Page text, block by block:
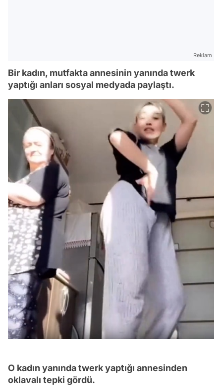
Reklam
Bir kadın, mutfakta annesinin yanında twerk
yaptığı anları sosyal medyada paylaştı.
O kadın yanında twerk yaptığı annesinden
oklavalı tepki gördü.